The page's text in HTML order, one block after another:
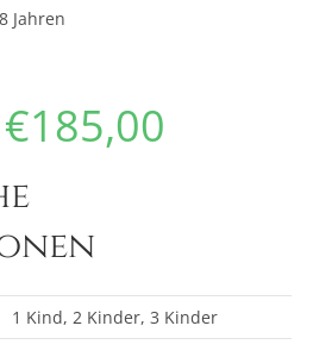
Jahren
€185,00
1 Kind, 2 Kinder, 3 Kinder